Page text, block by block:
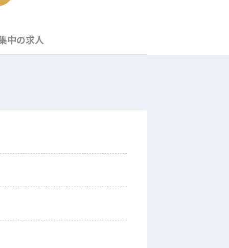
中の求人